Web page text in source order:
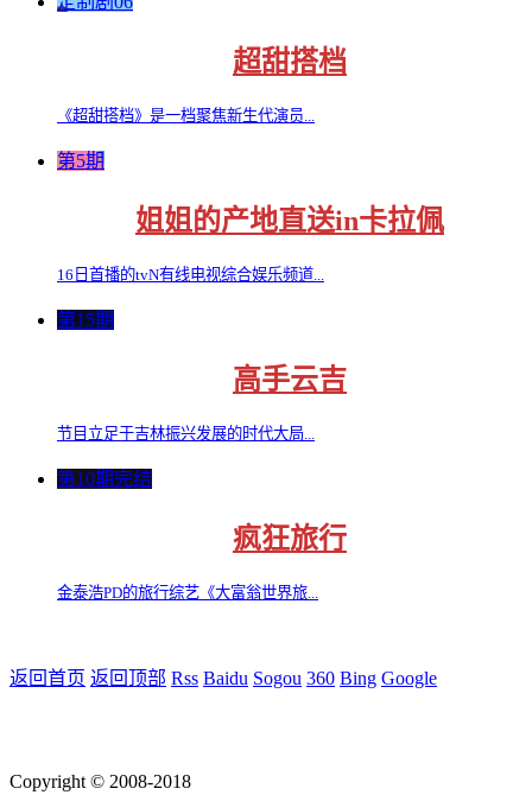
超甜搭档
《超甜搭档》是一档聚焦新生代演员...
第5期
姐姐的产地直送in卡拉佩
16日首播的tvN有线电视综合娱乐频道...
第15期
高手云吉
节目立足于吉林振兴发展的时代大局...
第10期完结
疯狂旅行
金泰浩PD的旅行综艺《大富翁世界旅...
返回首页 返回顶部 Rss Baidu Sogou 360 Bing Google
Copyright © 2008-2018